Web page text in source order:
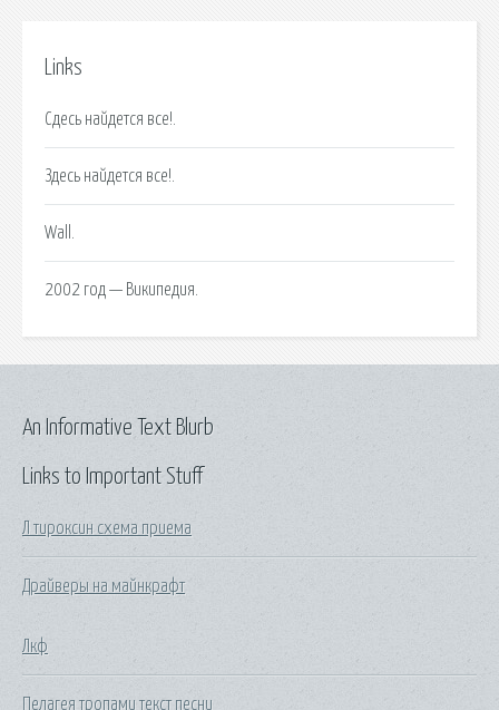
Links
Сдесь найдется все!.
Здесь найдется все!.
Wall.
2002 год — Википедия.
Links to Important Stuff
Л тироксин схема приема
Драйверы на майнкрафт
Лкф
Пелагея тропами текст песни
An Informative Text Blurb